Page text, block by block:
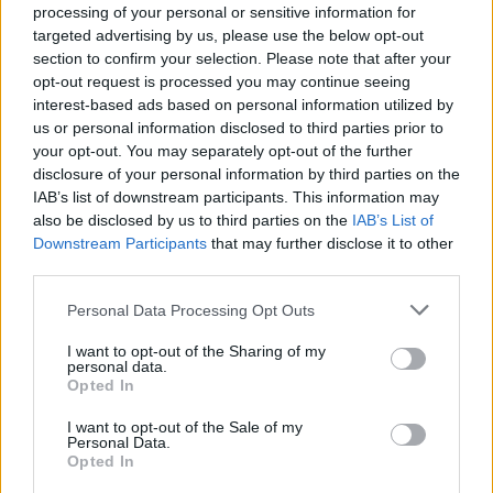
processing of your personal or sensitive information for
targeted advertising by us, please use the below opt-out
section to confirm your selection. Please note that after your
opt-out request is processed you may continue seeing
interest-based ads based on personal information utilized by
us or personal information disclosed to third parties prior to
your opt-out. You may separately opt-out of the further
disclosure of your personal information by third parties on the
IAB’s list of downstream participants. This information may
also be disclosed by us to third parties on the IAB’s List of
Downstream Participants that may further disclose it to other
Personal Data Processing Opt Outs
I want to opt-out of the Sharing of my
personal data.
Opted In
I want to opt-out of the Sale of my
Personal Data.
Opted In
Öt gólt lőtt a kolozsváriaknak az FK
Csíkszereda női csapata
A magyarországi edzőtábor után szombaton Szovátán
játszott felkészülési mérkőzést az FK Csíkszereda női
labdarúgócsapata, Kollár Péter vezetőedző tanítványai
5–0-ra győzték le a Kolozsvári U Olimpia együttesét.